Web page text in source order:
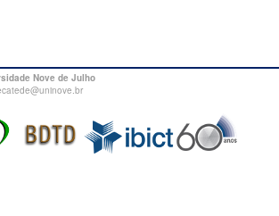
Nove de Julho